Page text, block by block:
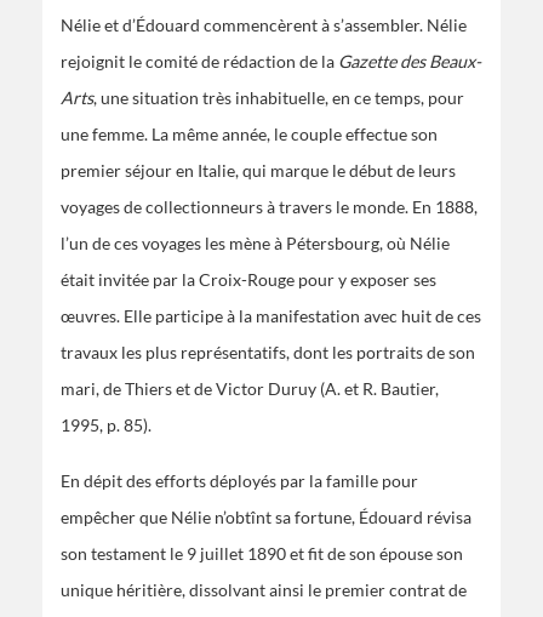
Nélie et d’Édouard commencèrent à s’assembler. Nélie
rejoignit le comité de rédaction de la Gazette des Beaux-
Arts, une situation très inhabituelle, en ce temps, pour
une femme. La même année, le couple effectue son
premier séjour en Italie, qui marque le début de leurs
voyages de collectionneurs à travers le monde. En 1888,
l’un de ces voyages les mène à Pétersbourg, où Nélie
était invitée par la Croix-Rouge pour y exposer ses
œuvres. Elle participe à la manifestation avec huit de ces
travaux les plus représentatifs, dont les portraits de son
mari, de Thiers et de Victor Duruy (A. et R. Bautier,
1995, p. 85).
En dépit des efforts déployés par la famille pour
empêcher que Nélie n’obtînt sa fortune, Édouard révisa
son testament le 9 juillet 1890 et fit de son épouse son
unique héritière, dissolvant ainsi le premier contrat de